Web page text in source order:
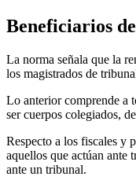
Beneficiarios
La norma señala que la
los magistrados de
Lo anterior comprende a
ser cuerpos colegiados,
Respecto a los fiscales y
aquellos que actúan ante
ante un tribunal.